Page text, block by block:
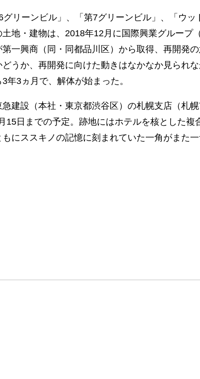
リーンビル」、「第7グリーンビル」、「ウッ
地・建物は、2018年12月に国際興業グループ
一興商（同・同都品川区）から取得、再開発
うか、再開発に向けた動きはなかなか見られ
年3ヵ月で、解体が始まった。
建設（本社・東京都渋谷区）の札幌支店（札
日までの予定。跡地にはホテルを核とした複
にススキノの記憶に刻まれていた一角がまた